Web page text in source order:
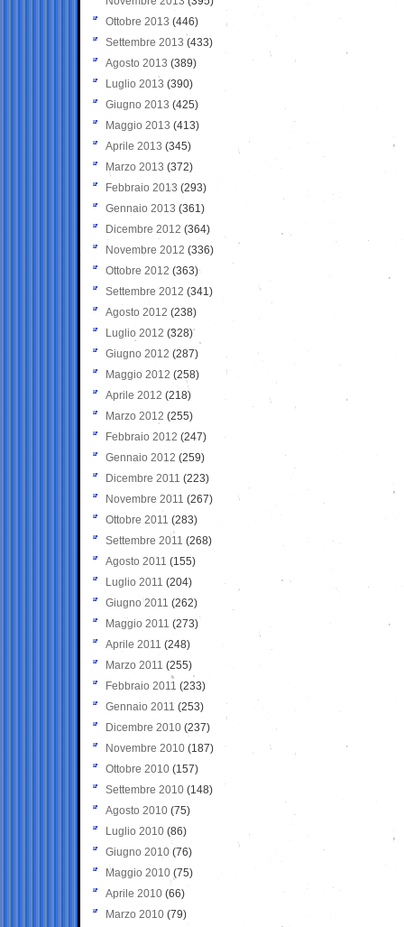
Ottobre 2013 (446)
Settembre 2013 (433)
Agosto 2013 (389)
Luglio 2013 (390)
Giugno 2013 (425)
Maggio 2013 (413)
Aprile 2013 (345)
Marzo 2013 (372)
Febbraio 2013 (293)
Gennaio 2013 (361)
Dicembre 2012 (364)
Novembre 2012 (336)
Ottobre 2012 (363)
Settembre 2012 (341)
Agosto 2012 (238)
Luglio 2012 (328)
Giugno 2012 (287)
Maggio 2012 (258)
Aprile 2012 (218)
Marzo 2012 (255)
Febbraio 2012 (247)
Gennaio 2012 (259)
Dicembre 2011 (223)
Novembre 2011 (267)
Ottobre 2011 (283)
Settembre 2011 (268)
Agosto 2011 (155)
Luglio 2011 (204)
Giugno 2011 (262)
Maggio 2011 (273)
Aprile 2011 (248)
Marzo 2011 (255)
Febbraio 2011 (233)
Gennaio 2011 (253)
Dicembre 2010 (237)
Novembre 2010 (187)
Ottobre 2010 (157)
Settembre 2010 (148)
Agosto 2010 (75)
Luglio 2010 (86)
Giugno 2010 (76)
Maggio 2010 (75)
Aprile 2010 (66)
Marzo 2010 (79)